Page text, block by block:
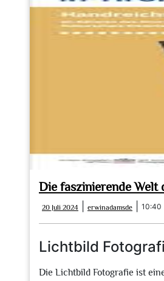
Die faszinierende
20 Juli 2024
Juli
2024
erwinadamsde 10:40
Lichtbild
Die Lichtbild Fotografie ist